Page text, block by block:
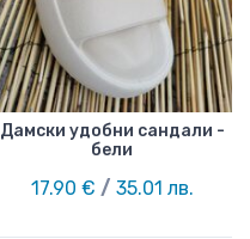
Дамски удобни сандали -
бели
17.90 € / 35.01 лв.